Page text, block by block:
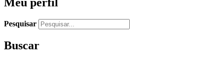
Pesquisar
Buscar